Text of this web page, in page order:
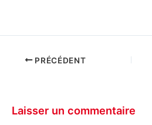
PRÉCÉDENT
Laisser un commentaire